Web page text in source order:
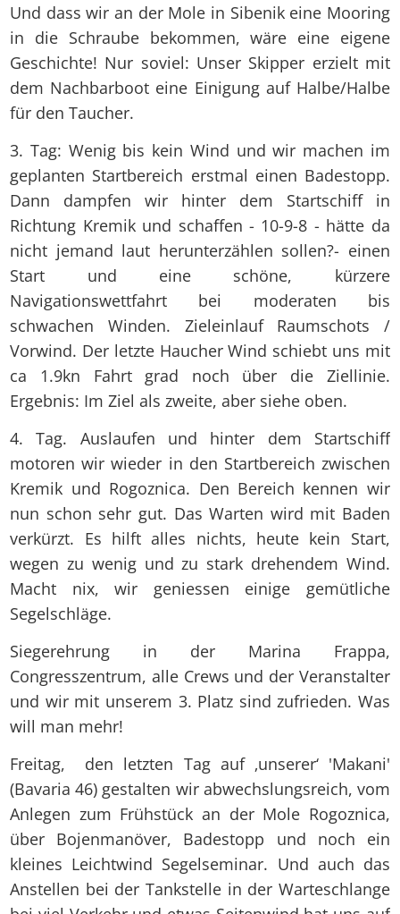
Und dass wir an der Mole in Sibenik eine Mooring
in die Schraube bekommen, wäre eine eigene
Geschichte! Nur soviel: Unser Skipper erzielt mit
dem Nachbarboot eine Einigung auf Halbe/Halbe
für den Taucher.
3. Tag: Wenig bis kein Wind und wir machen im
geplanten Startbereich erstmal einen Badestopp.
Dann dampfen wir hinter dem Startschiff in
Richtung Kremik und schaffen - 10-9-8 - hätte da
nicht jemand laut herunterzählen sollen?- einen
Start und eine schöne, kürzere
Navigationswettfahrt bei moderaten bis
schwachen Winden. Zieleinlauf Raumschots /
Vorwind. Der letzte Haucher Wind schiebt uns mit
ca 1.9kn Fahrt grad noch über die Ziellinie.
Ergebnis: Im Ziel als zweite, aber siehe oben.
4. Tag. Auslaufen und hinter dem Startschiff
motoren wir wieder in den Startbereich zwischen
Kremik und Rogoznica. Den Bereich kennen wir
nun schon sehr gut. Das Warten wird mit Baden
verkürzt. Es hilft alles nichts, heute kein Start,
wegen zu wenig und zu stark drehendem Wind.
Macht nix, wir geniessen einige gemütliche
Segelschläge.
Siegerehrung in der Marina Frappa,
Congresszentrum, alle Crews und der Veranstalter
und wir mit unserem 3. Platz sind zufrieden. Was
will man mehr!
Freitag, den letzten Tag auf ‚unserer‘ 'Makani'
(Bavaria 46) gestalten wir abwechslungsreich, vom
Anlegen zum Frühstück an der Mole Rogoznica,
über Bojenmanöver, Badestopp und noch ein
kleines Leichtwind Segelseminar. Und auch das
Anstellen bei der Tankstelle in der Warteschlange